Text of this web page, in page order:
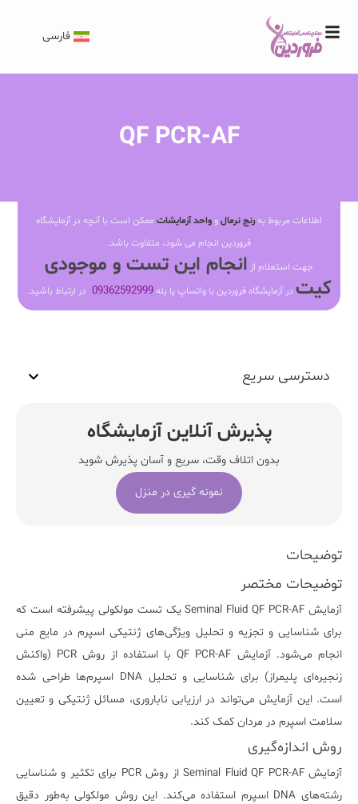
فارسی
QF PCR-AF
اطلاعات مربوط بهرنج نرمالو واحد آزمایشات ممکن است با آنچه در آزمایشگاه
فروردین انجام می شود، متفاوت باشد.
جهت استعلام از انجام این تست و موجودی
کیت در آزمایشگاه فروردین با واتساپ یا بله09362592999 در ارتباط باشید.
توضیحات
توضیحات مختصر
آزمایشSeminal Fluid QF PCR-AF
یک تست مولکولی پیشرفته است که
برای شناسایی و تجزیه و تحلیل ویژگی‌های ژنتیکی اسپرم در مایع منی
انجام می‌شود. آزمایش QF PCR-AF
با استفاده از روش PCR (واکنش
زنجیره‌ای پلیمراز) برای شناسایی و تحلیل DNA اسپرم‌ها طراحی شده
است. این آزمایش می‌تواند در ارزیابی ناباروری، مسائل ژنتیکی و تعیین
سلامت اسپرم در مردان کمک کند.
روش اندازه‌گیری
آزمایش Seminal Fluid QF PCR-AF از روش PCR برای تکثیر و شناسایی
رشته‌های DNA اسپرم استفاده می‌کند. این روش مولکولی به‌طور دقیق
دسترسی سریع
پذیرش آنلاین آزمایشگاه
بدون اتلاف وقت، سریع و آسان پذیرش شوید
نمونه گیری در منزل